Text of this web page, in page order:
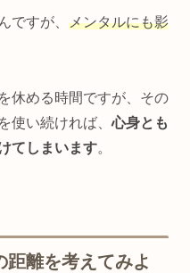
ですが、 メンタルにも影
休める時間ですが、その
使い続ければ、心身とも
てしまいます。
離を考えてみよ